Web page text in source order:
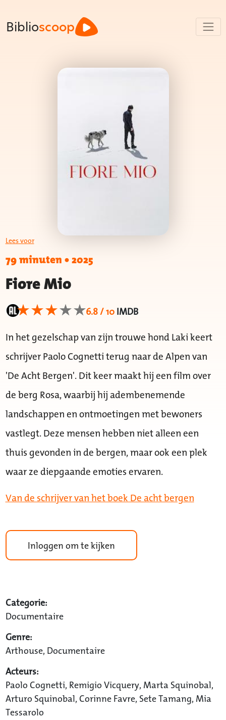
Biblioscoop
Lees voor
79 minuten•2025
Fiore Mio
6.8 / 10IMDB
In het gezelschap van zijn trouwe hond Laki keert
schrijver Paolo Cognetti terug naar de Alpen van
'De Acht Bergen'. Dit keer maakt hij een film over
de berg Rosa, waarbij hij adembenemende
landschappen en ontmoetingen met bewoners
vastlegt. Deze mensen hebben niet alleen een
thuis gevonden in de bergen, maar ook een plek
waar ze diepgaande emoties ervaren.
Van de schrijver van het boek De acht bergen
Inloggen om te kijken
Categorie:
Documentaire
Genre:
Arthouse, Documentaire
Acteurs:
Paolo Cognetti, Remigio Vicquery, Marta Squinobal,
Arturo Squinobal, Corinne Favre, Sete Tamang, Mia
Tessarolo